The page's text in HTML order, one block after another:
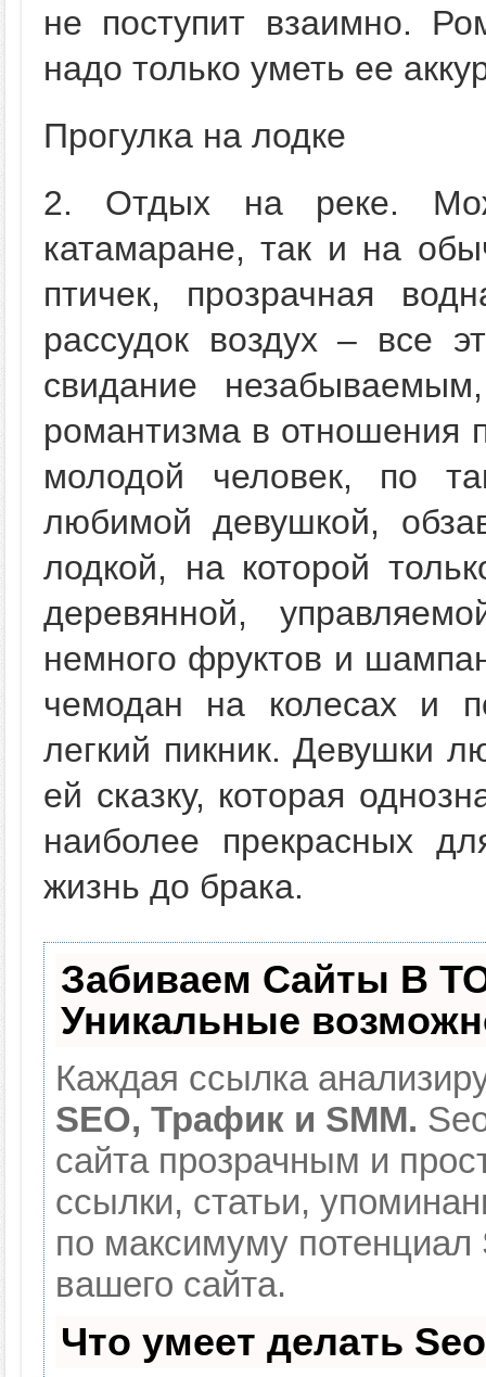
не поступит взаимно.
надо только уметь ее
Прогулка на лодке
2. Отдых на реке.
катамаране, так и на
птичек, прозрачная
рассудок воздух – все
свидание
романтизма в
молодой человек, по
любимой девушкой,
лодкой, на которой
деревянной,
немного фруктов и
чемодан на колесах и
легкий пикник. Девушки
ей сказку, которая
наиболее прекрасных
жизнь до брака.
Забиваем Сайты В
Уникальные
Каждая ссылка
SEO, Трафик и SMM.
сайта прозрачным и
ссылки, статьи,
по максимуму
вашего сайта.
Что умеет делать